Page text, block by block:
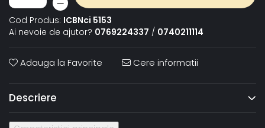
Cod Produs: ICBNci 5153
Ai nevoie de ajutor? 0769224337 / 0740211114
Adauga la Favorite Cere informatii
Descriere